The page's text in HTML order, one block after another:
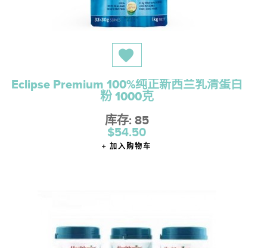
Eclipse Premium 100%纯正新西兰乳清蛋白
粉 1000克
库存: 85
$54.50
加入购物车